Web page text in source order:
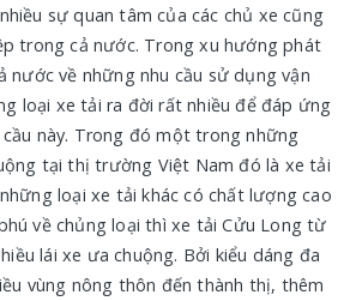
sự quan tâm của các chủ xe cũng
trong cả nước. Trong xu hướng phát
nước về những nhu cầu sử dụng vận
loại xe tải ra đời rất nhiều để đáp ứng
này. Trong đó một trong những
tại thị trường Việt Nam đó là xe tải
loại xe tải khác có chất lượng cao
về chủng loại thì xe tải Cửu Long từ
lái xe ưa chuộng. Bởi kiểu dáng đa
vùng nông thôn đến thành thị, thêm